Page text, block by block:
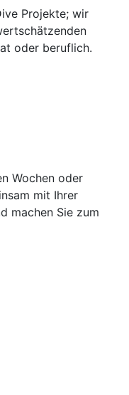
Projekte; wir
oder beruflich.
Wochen oder
mit Ihrer
machen Sie zum